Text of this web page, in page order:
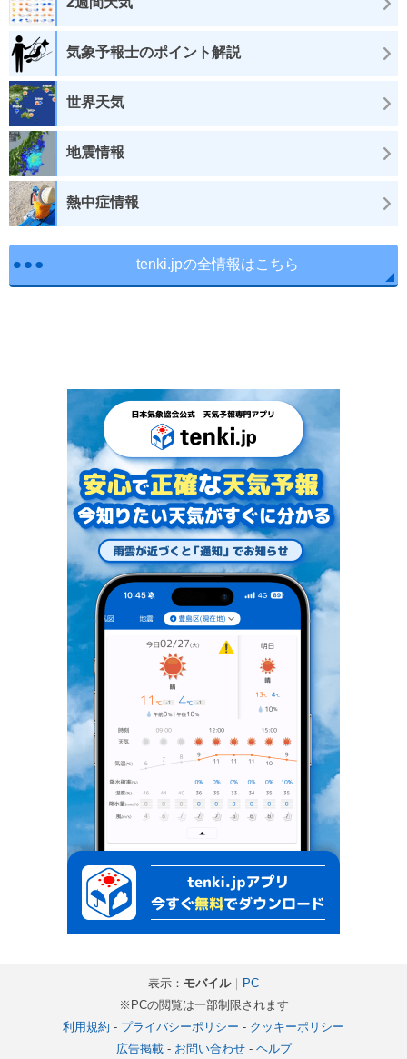
気象予報士のポイント解説
世界天気
地震情報
熱中症情報
tenki.jpの全情報はこちら
表示： モバイル｜ PC
※PCの閲覧は一部制限されます
利用規約 - プライバシーポリシー - クッキーポリシー
広告掲載- お問い合わせ- ヘルプ